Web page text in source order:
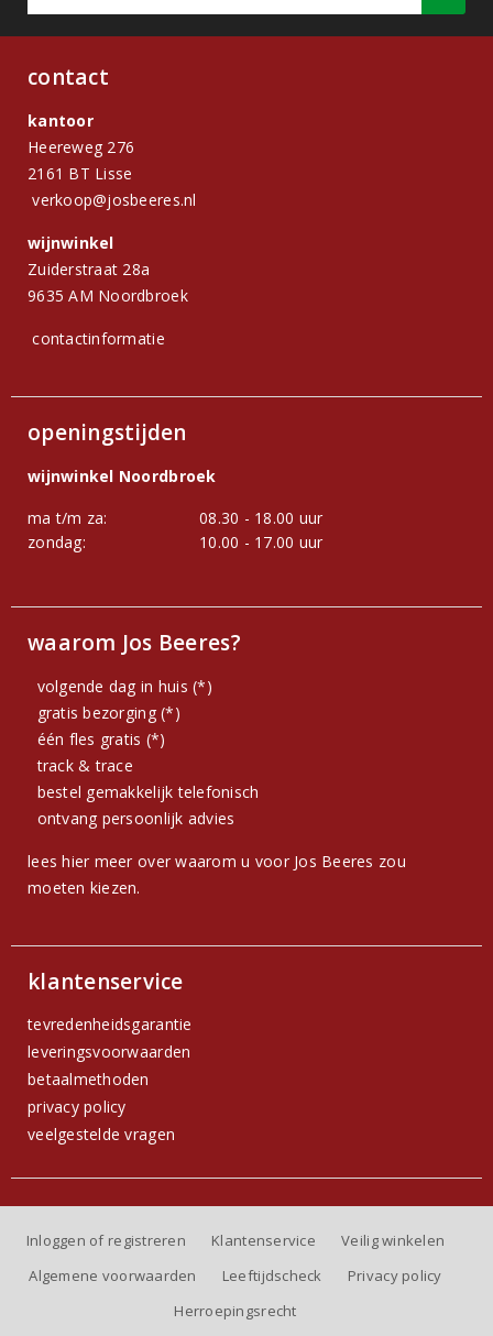
contact
kantoor
Heereweg 276
2161 BT Lisse
verkoop@josbeeres.nl
wijnwinkel
Zuiderstraat 28a
9635 AM Noordbroek
contactinformatie
openingstijden
wijnwinkel Noordbroek
ma t/m za:
08.30 - 18.00 uur
zondag:
10.00 - 17.00 uur
waarom Jos Beeres?
volgende dag in huis (*)
gratis bezorging (*)
één fles gratis (*)
track & trace
bestel gemakkelijk telefonisch
ontvang persoonlijk advies
lees hier meer over waarom u voor Jos Beeres zou
moeten kiezen.
klantenservice
tevredenheidsgarantie
leveringsvoorwaarden
betaalmethoden
privacy policy
veelgestelde vragen
Inloggen of registreren Klantenservice
Veilig winkelen
Algemene voorwaarden
Leeftijdscheck
Privacy policy
Herroepingsrecht